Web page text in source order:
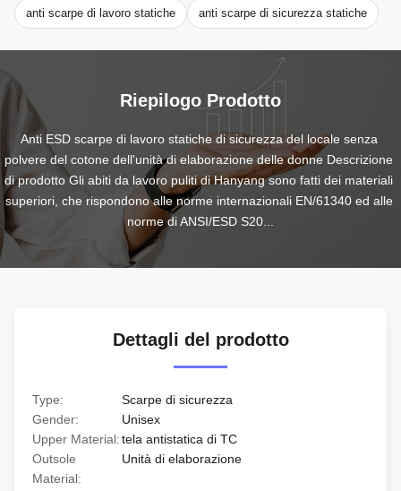
anti scarpe di lavoro statiche anti scarpe di sicurezza statiche
Riepilogo Prodotto
Anti ESD scarpe di lavoro statiche di sicurezza del locale senza
polvere del cotone dell'unità di elaborazione delle donne Descrizione
di prodotto Gli abiti da lavoro puliti di Hanyang sono fatti dei materiali
superiori, che rispondono alle norme internazionali EN/61340 ed alle
norme di ANSI/ESD S20...
Dettagli del prodotto
Type:
Scarpe di sicurezza
Gender:
Unisex
Upper Material:tela antistatica di TC
Outsole
Material:
Unità di elaborazione